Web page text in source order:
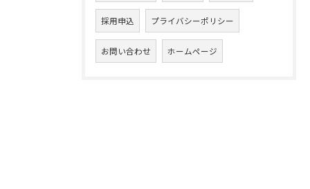
採用申込 プライバシーポリシー
お問い合わせ ホームページ